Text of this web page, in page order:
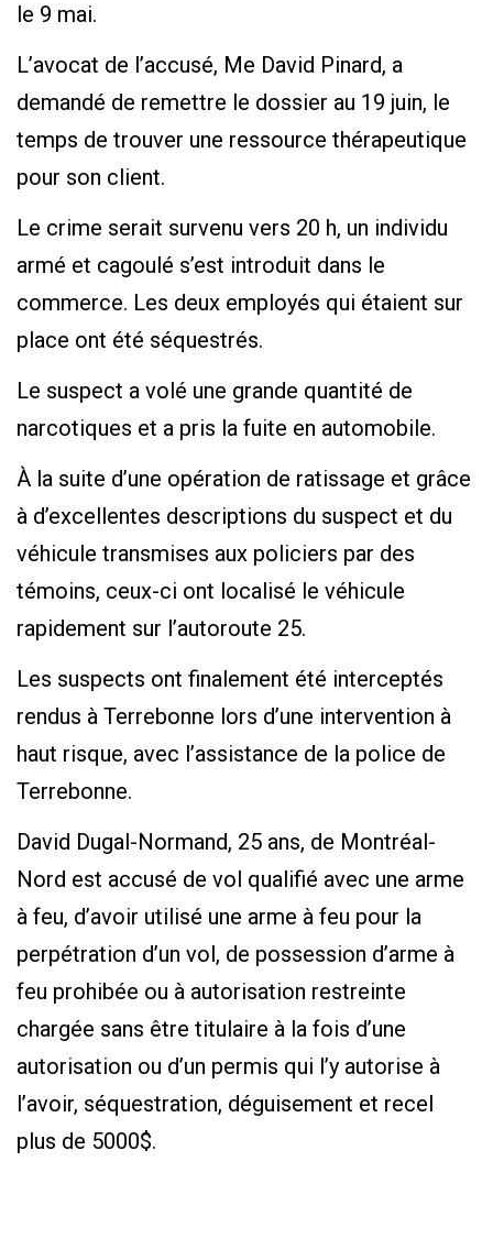
le 9 mai.
L’avocat de l’accusé, Me David Pinard, a
demandé de remettre le dossier au 19 juin, le
temps de trouver une ressource thérapeutique
pour son client.
Le crime serait survenu vers 20 h, un individu
armé et cagoulé s’est introduit dans le
commerce. Les deux employés qui étaient sur
place ont été séquestrés.
Le suspect a volé une grande quantité de
narcotiques et a pris la fuite en automobile.
À la suite d’une opération de ratissage et grâce
à d’excellentes descriptions du suspect et du
véhicule transmises aux policiers par des
témoins, ceux-ci ont localisé le véhicule
rapidement sur l’autoroute 25.
Les suspects ont finalement été interceptés
rendus à Terrebonne lors d’une intervention à
haut risque, avec l’assistance de la police de
Terrebonne.
David Dugal-Normand, 25 ans, de Montréal-
Nord est accusé de vol qualifié avec une arme
à feu, d’avoir utilisé une arme à feu pour la
perpétration d’un vol, de possession d’arme à
feu prohibée ou à autorisation restreinte
chargée sans être titulaire à la fois d’une
autorisation ou d’un permis qui l’y autorise à
l’avoir, séquestration, déguisement et recel
plus de 5000$.